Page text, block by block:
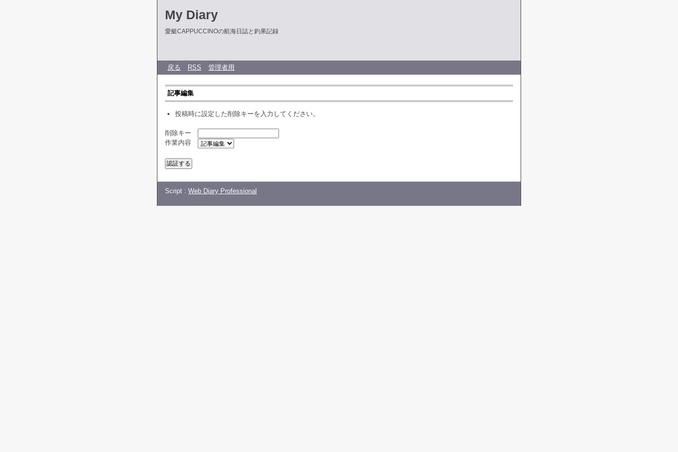
My Diary
愛艇CAPPUCCINOの航海日誌と釣果記録
戻る RSS 管理者用
記事編集
投稿時に設定した削除キーを入力してください。
削除キー
作業内容
Script : Web Diary Professional